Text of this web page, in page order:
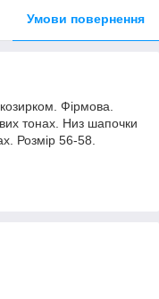
Умови повернення
Фірмова.
тонах. Низ шапочки
Розмір 56-58.